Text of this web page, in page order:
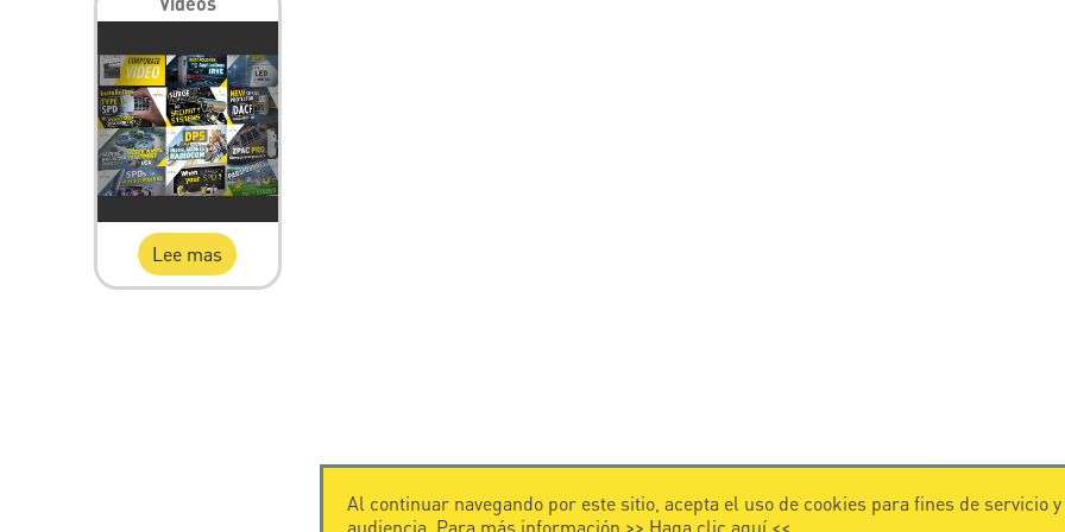
Lee mas
Al continuar navegando por este sitio, acepta el uso de cookies para fines de servicio
audiencia. Para más información >> Haga clic aquí<<